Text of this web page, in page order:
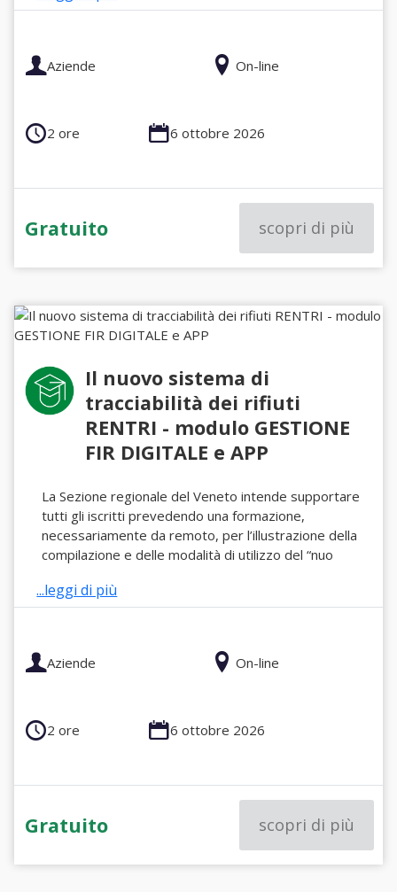
Aziende On-line
2 ore 6 ottobre 2026
Gratuito scopri di più
Il nuovo sistema di
tracciabilità dei rifiuti
RENTRI - modulo GESTIONE
FIR DIGITALE e APP
La Sezione regionale del Veneto intende supportare
tutti gli iscritti prevedendo una formazione,
necessariamente da remoto, per l’illustrazione della
compilazione e delle modalità di utilizzo del “nuo
...leggi di più
Aziende On-line
2 ore 6 ottobre 2026
Gratuito scopri di più